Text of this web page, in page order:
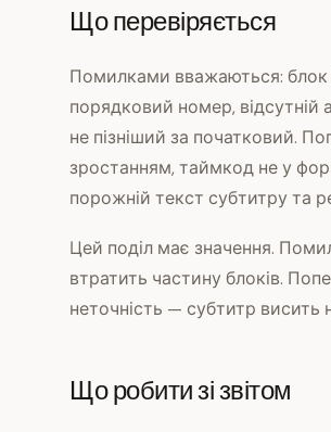
Що перевіряється
Помилками вважаються: блок
порядковий номер,
не пізніший за початковий.
зростанням, таймкод не у
порожній текст субтитру та
Цей поділ має значення.
втратить частину блоків.
неточність — субтитр висить
Що робити зі звітом